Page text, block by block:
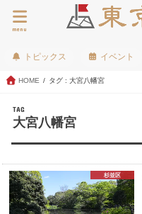
menu
トピックス イベント
HOME タグ : 大宮八幡宮
TAG
大宮八幡宮
杉並区